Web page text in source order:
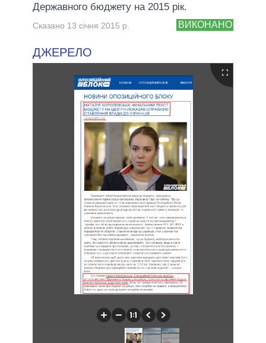
Державного бюджету на 2015 рік.
ВИКОНАНО
Сказано 13 січня 2015 р.
ДЖЕРЕЛО